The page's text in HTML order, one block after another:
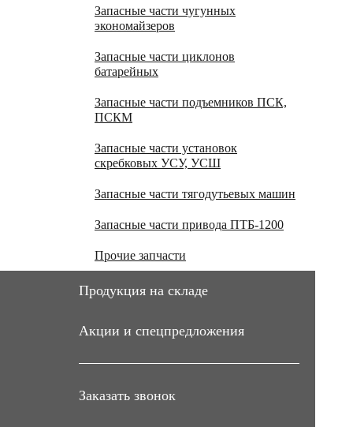
Запасные части чугунных
экономайзеров
Запасные части циклонов
батарейных
Запасные части подъемников ПСК,
ПСКМ
Запасные части установок
скребковых УСУ, УСШ
Запасные части тягодутьевых машин
Запасные части привода ПТБ-1200
Прочие запчасти
Продукция на складе
Акции и спецпредложения
Заказать звонок